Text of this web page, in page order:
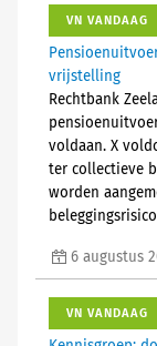
VN VANDAAG
vrijstelling
Rechtbank
voldaan. X
ter collectieve
worden
6 augustus
VN VANDAAG